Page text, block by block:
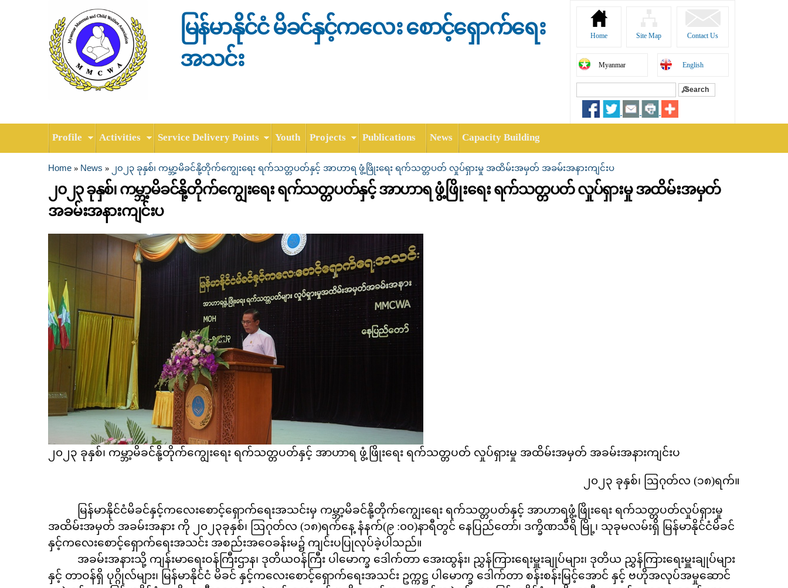
content
မြန်မာနိုင်ငံ မိခင်နှင့်ကလေး စောင့်ရှောက်ရေး
အသင်း
Home Site Map Contact Us
Myanmar English
Search form
Profile Activities Service Delivery Points Youth Projects Publications News Capacity Building
You are here
Home » News » ၂၀၂၃ ခုနှစ်၊ ကမ္ဘာ့မိခင်နို့တိုက်ကျွေးရေး ရက်သတ္တပတ်နှင့် အာဟာရ ဖွံ့ဖြိုးရေး ရက်သတ္တပတ် လှုပ်ရှားမှု အထိမ်းအမှတ် အခမ်းအနားကျင်းပ
၂၀၂၃ ခုနှစ်၊ ကမ္ဘာ့မိခင်နို့တိုက်ကျွေးရေး ရက်သတ္တပတ်နှင့် အာဟာရ ဖွံ့ဖြိုးရေး ရက်သတ္တပတ် လှုပ်ရှားမှု အထိမ်းအမှတ်
အခမ်းအနားကျင်းပ
၂၀၂၃ ခုနှစ်၊ ကမ္ဘာ့မိခင်နို့တိုက်ကျွေးရေး ရက်သတ္တပတ်နှင့် အာဟာရ ဖွံ့ဖြိုးရေး ရက်သတ္တပတ် လှုပ်ရှားမှု အထိမ်းအမှတ် အခမ်းအနားကျင်းပ
၂၀၂၃ ခုနှစ်၊ ဩဂုတ်လ (၁၈)ရက်။
မြန်မာနိုင်ငံမိခင်နှင့်ကလေးစောင့်‌ရှောက်ရေးအသင်းမှ ကမ္ဘာ့မိခင်နို့တိုက်ကျွေးရေး ရက်သတ္တပတ်နှင့် အာဟာရဖွံ့ဖြိုးရေး ရက်သတ္တပတ်လှုပ်ရှားမှု
အထိမ်းအမှတ် အခမ်းအနား ကို ၂၀၂၃ခုနှစ်၊ ဩဂုတ်လ (၁၈)ရက်နေ့ နံနက်(၉ :၀၀)နာရီတွင် နေပြည်တော်၊ ဒက္ခိဏသီရိ မြို့၊ သုခုမလမ်းရှိ မြန်မာနိုင်ငံမိခင်
နှင့်ကလေးစောင့်ရှောက်ရေးအသင်း အစည်းအဝေခန်းမ၌ ကျင်းပပြုလုပ်ခဲ့ပါသည်။
အခမ်းအနားသို့ ကျန်းမာရေးဝန်ကြီးဌာန၊ ဒုတိယဝန်ကြီး ပါမောက္ခ ‌ဒေါက်တာ အေးထွန်း၊ ညွှန်ကြားရေးမှူးချုပ်များ၊ ဒုတိယ ညွှန်ကြားရေးမှူးချုပ်များ
နှင့် တာဝန်ရှိ ပုဂ္ဂိုလ်များ၊ မြန်မာနိုင်ငံ မိခင် နှင့်ကလေးစောင့်ရှောက်ရေးအသင်း ဥက္ကဋ္ဌ ပါမောက္ခ ဒေါက်တာ စန်းစန်းမြင့်အောင် နှင့် ဗဟိုအလုပ်အမှုဆောင်